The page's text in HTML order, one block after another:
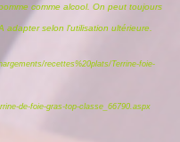
comme alcool. On peut toujours
adapter selon l'utilisation ultérieure.
recettes%20plats/Terrine-foie-
de-foie-gras-top-classe_66790.aspx